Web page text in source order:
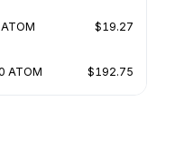
$19.27
ATOM $192.75